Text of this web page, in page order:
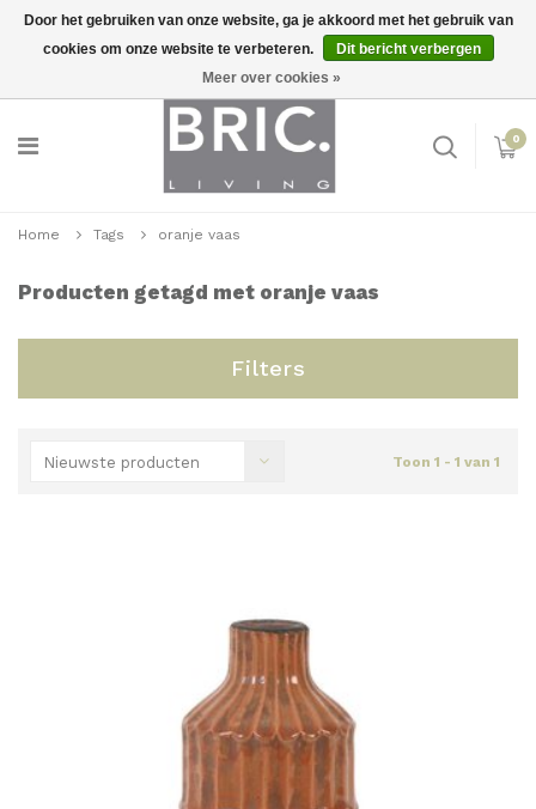
Inloggen
0
Home Tags oranje vaas
Producten getagd met oranje vaas
Filters
Nieuwste producten Toon 1 - 1 van 1
Door het gebruiken van onze website, ga je akkoord met het gebruik van
cookies om onze website te verbeteren.
Dit bericht verbergen
Meer over cookies »